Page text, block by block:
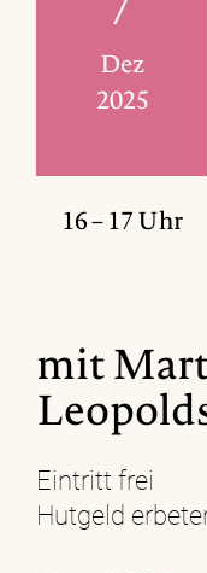
7
Dez
2025
16 – 17 Uhr
mit
Eintritt frei
Hutgeld